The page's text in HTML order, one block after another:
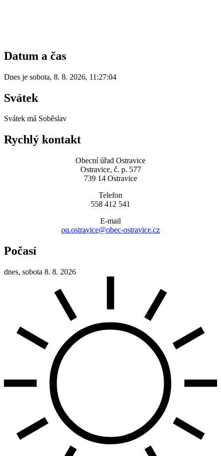
Datum a čas
Dnes je sobota, 8. 8. 2026, 11:27:04
Svátek
Svátek má Soběslav
Rychlý kontakt
Obecní úřad Ostravice
Ostravice, č. p. 577
739 14 Ostravice
Telefon
558 412 541
E-mail
ou.ostravice@obec-ostravice.cz
Počasí
dnes, sobota 8. 8. 2026